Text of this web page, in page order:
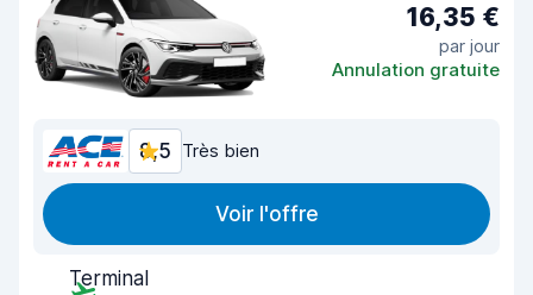
16,35 €
par jour
Annulation gratuite
8,5 Très bien
Voir l'offre
Terminal